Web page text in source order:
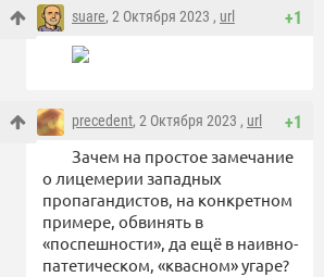
+1
suare, 2 Октября 2023 , url
+1
precedent, 2 Октября 2023 , url
Зачем на простое замечание
о лицемерии западных
пропагандистов, на конкретном
примере, обвинять в
«поспешности», да ещё в наивно-
патетическом, «квасном» угаре?